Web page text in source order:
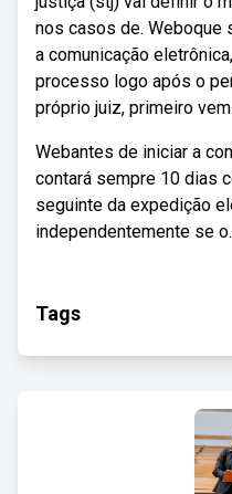
nos casos de.
a comunicação
processo logo após o
próprio juiz, primeiro vem
Webantes de iniciar a
contará sempre 10 dias
seguinte da expedição
independentemente se o.
Tags